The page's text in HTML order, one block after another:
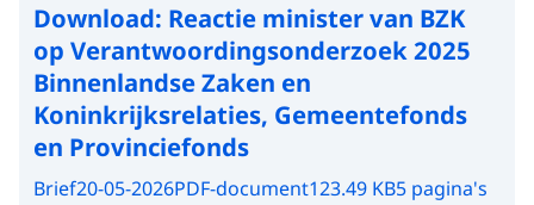
Download: Reactie minister van BZK
op Verantwoordingsonderzoek 2025
Binnenlandse Zaken en
Koninkrijksrelaties, Gemeentefonds
en Provinciefonds
Brief20-05-2026PDF-document123.49 KB5 pagina's